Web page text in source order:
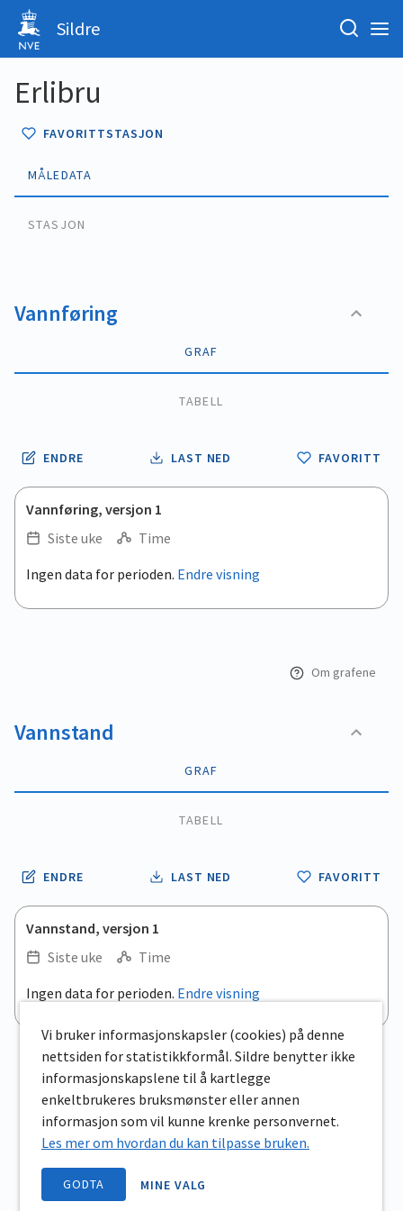
Sildre
Erlibru
FAVORITTSTASJON
MÅLEDATA
STASJON
Vannføring
GRAF
TABELL
ENDRE LAST NED FAVORITT
Vannføring, versjon 1
Siste uke
Time
.
View as data table, .
Ingen data for perioden. Endre visning
Om grafene
Vannstand
GRAF
TABELL
ENDRE LAST NED FAVORITT
Vannstand, versjon 1
Siste uke
Time
.
View as data table, .
Ingen data for perioden. Endre visning
Vi bruker informasjonskapsler (cookies) på denne
nettsiden for statistikkformål. Sildre benytter ikke
informasjonskapslene til å kartlegge
enkeltbrukeres bruksmønster eller annen
informasjon som vil kunne krenke personvernet.
Les mer om hvordan du kan tilpasse bruken.
GODTA MINE VALG